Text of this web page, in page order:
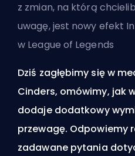
z zmian, na którą
uwagę, jest nowy efekt
w League of Legends
Dziś zagłębimy się w
Cinders, omówimy, jak
dodaje dodatkowy
przewagę. Odpowiemy
zadawane pytania